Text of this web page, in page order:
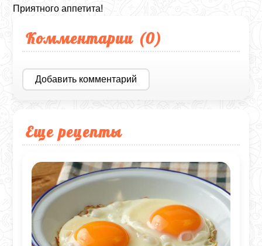
Приятного аппетита!
Комментарии (0)
Добавить комментарий
Еще рецепты